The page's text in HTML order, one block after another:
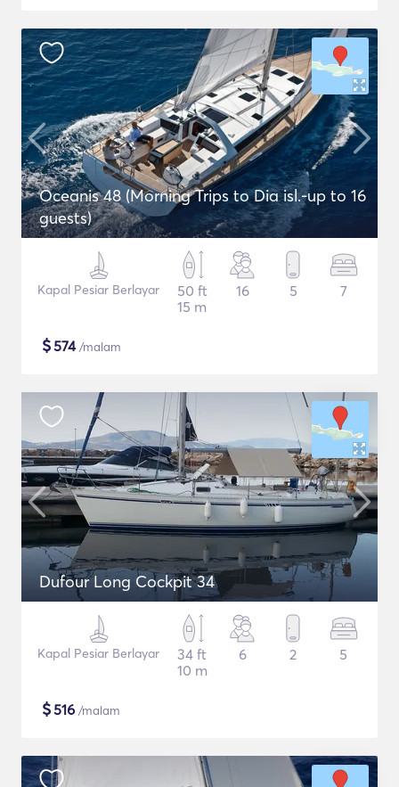
Oceanis 48 (Morning Trips to Dia isl.-up to 16
guests)
Kapal Pesiar Berlayar
50 ft
15 m
16 5 7
$574/malam
Dufour Long Cockpit 34
Kapal Pesiar Berlayar
34 ft
10 m
6 2 5
$516 /malam